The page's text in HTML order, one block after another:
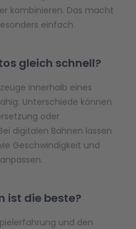
kombinieren. Das macht
einfach.
gleich schnell?
innerhalb eines
Unterschiede können
oder
digitalen Bahnen lassen
Geschwindigkeit und
ist die beste?
und den